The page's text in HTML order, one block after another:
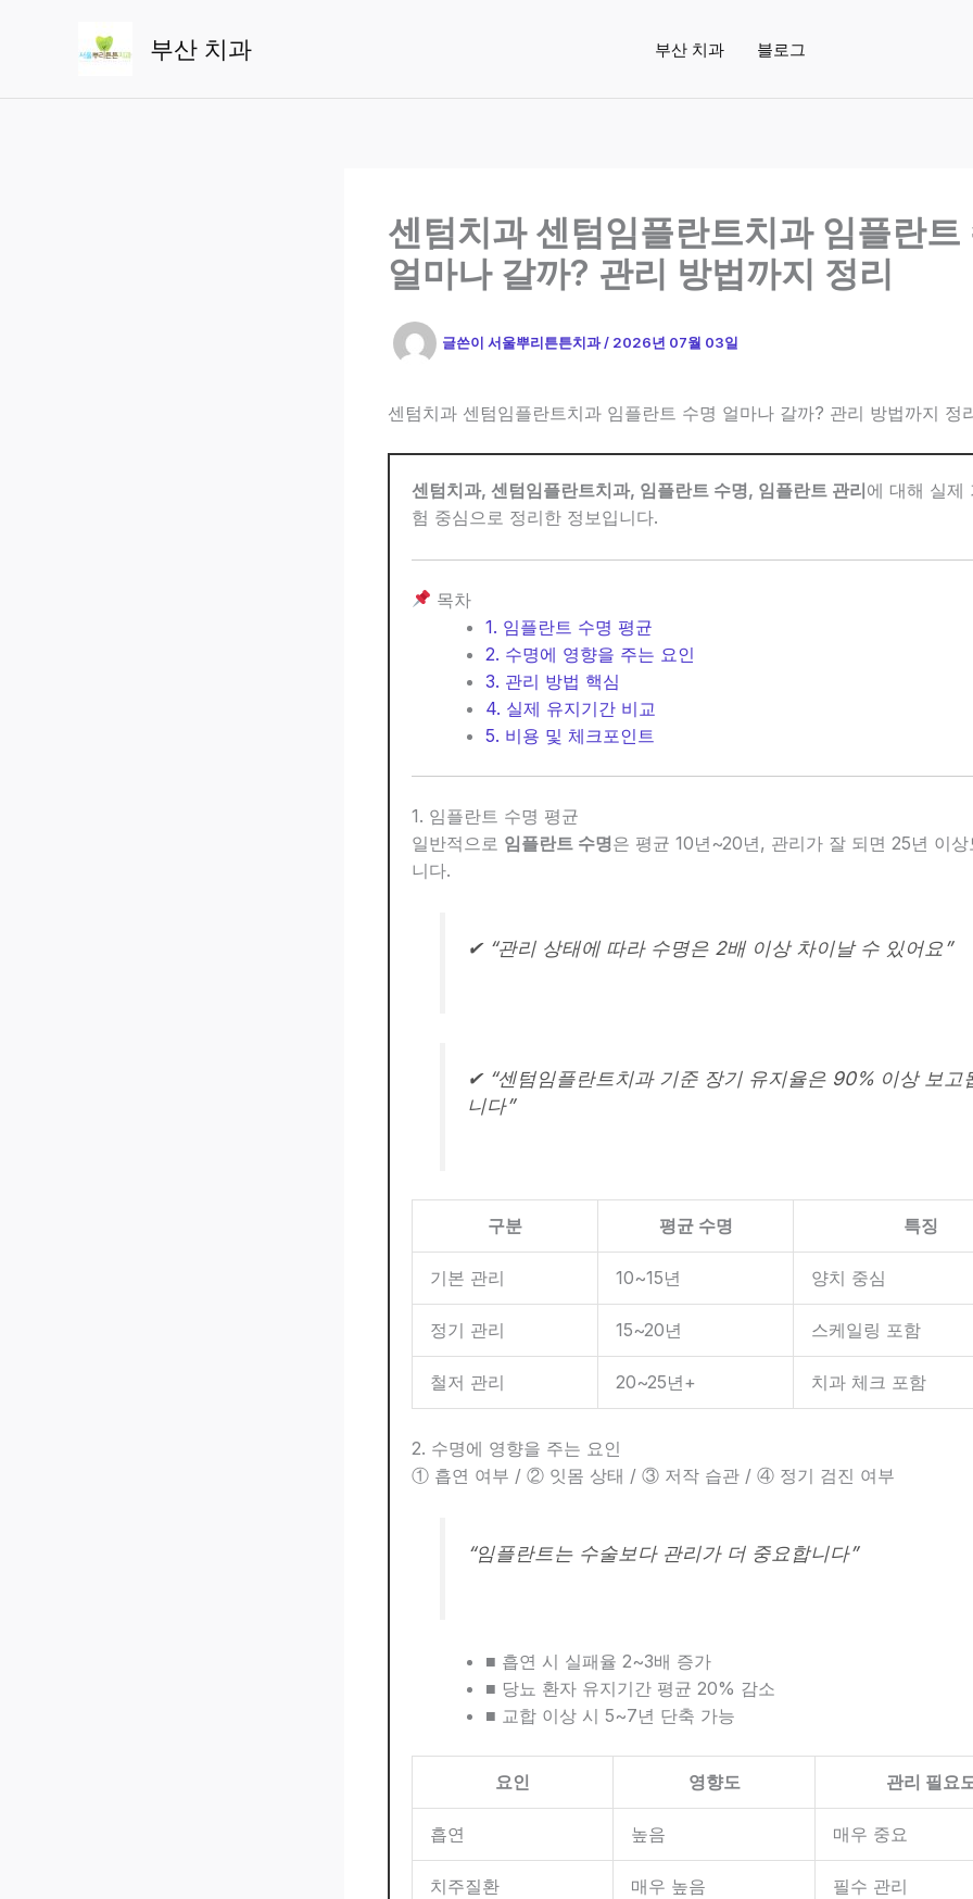
로
부산 치과 부산 치과 블로그
센텀치과 센텀임플란트치과 임플란트
얼마나 갈까? 관리 방법까지 정리
글쓴이 서울뿌리튼튼치과/ 2026년 07월 03일
센텀치과 센텀임플란트치과 임플란트 수명 얼마나 갈까? 관리 방법까지 정
센텀치과, 센텀임플란트치과, 임플란트 수명, 임플란트 관리에 대해 실제
험 중심으로 정리한 정보입니다.
목차
1. 임플란트 수명 평균
2. 수명에 영향을 주는 요인
3. 관리 방법 핵심
4. 실제 유지기간 비교
5. 비용 및 체크포인트
1. 임플란트 수명 평균
일반적으로 임플란트 수명은 평균 10년~20년, 관리가 잘 되면 25년 이
니다.
✔ “관리 상태에 따라 수명은 2배 이상 차이날 수 있어요”
✔ “센텀임플란트치과 기준 장기 유지율은 90% 이상 보고
니다”
구분 평균 수명 특징
기본 관리 10~15년 양치 중심
정기 관리 15~20년 스케일링 포함
철저 관리 20~25년+ 치과 체크 포함
2. 수명에 영향을 주는 요인
① 흡연 여부 / ② 잇몸 상태 / ③ 저작 습관 / ④ 정기 검진 여부
“임플란트는 수술보다 관리가 더 중요합니다”
■ 흡연 시 실패율 2~3배 증가
■ 당뇨 환자 유지기간 평균 20% 감소
■ 교합 이상 시 5~7년 단축 가능
요인 영향도 관리 필요
흡연 높음 매우 중요
치주질환 매우 높음 필수 관리